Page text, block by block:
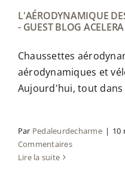
L'AÉRODYNAMIQUE
- GUEST BLOG ACELERA
Chaussettes
aérodynamiques et
Aujourd'hui, tout dans
Par Pedaleurdecharme | 10
Commentaires
Lire la suite